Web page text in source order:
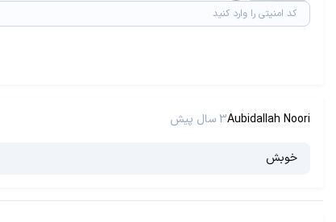
Aubidallah Noori3 سال پیش
خوبش